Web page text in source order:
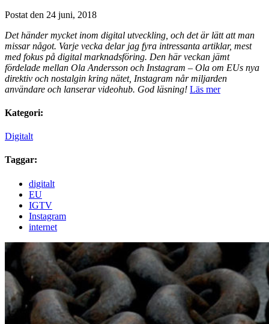
Postat den 24 juni, 2018
Det händer mycket inom digital utveckling, och det är lätt att man
missar något. Varje vecka delar jag fyra intressanta artiklar, mest
med fokus på digital marknadsföring. Den här veckan jämt
fördelade mellan Ola Andersson och Instagram – Ola om EUs nya
direktiv och nostalgin kring nätet, Instagram når miljarden
användare och lanserar videohub. God läsning! Läs mer
Kategori:
Digitalt
Taggar:
digitalt
EU
IGTV
Instagram
internet